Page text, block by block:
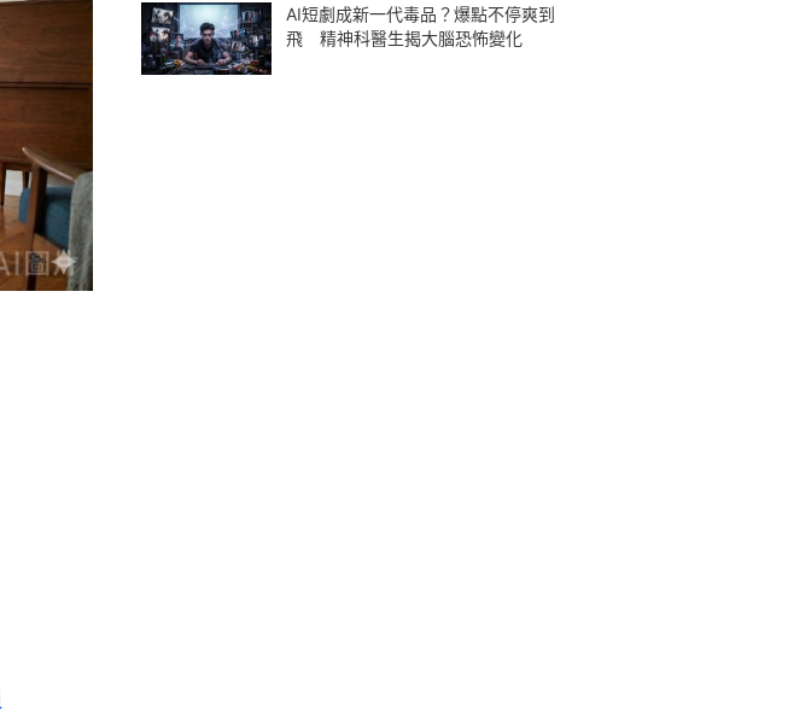
AI短劇成新一代毒品？爆點不停爽到
飛 精神科醫生揭大腦恐怖變化